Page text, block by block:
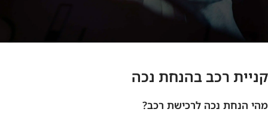
אופקים הינה גוף פרטי
השירות כרוך בתשלום
הנפקת תג נכה בתשלום בקלות ובמהירות
קניית רכב בהנחת נכה
מהי הנחת נכה לרכישת רכב?